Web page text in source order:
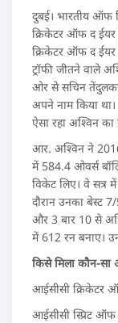
दुबई। भारतीय ऑफ
क्रिकेटर ऑफ द ईयर
क्रिकेटर ऑफ द ईयर
ट्रॉफी जीतने वाले
ओर से सचिन
अपने नाम किया था।
ऐसा रहा अश्विन का
आर. अश्विन ने
में 584.4 ओवर्स
विकेट लिए। वे सत्र
दौरान उनका बेस्ट
और 3 बार 10 से
में 612 रन बनाए।
किसे मिला कौन-सा
आईसीसी क्रिकेटर
आईसीसी स्प्रिट ऑफ